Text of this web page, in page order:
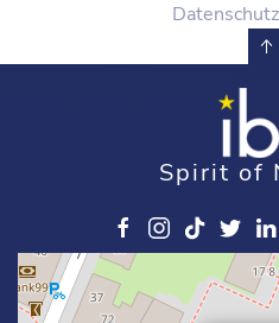
Spirit of